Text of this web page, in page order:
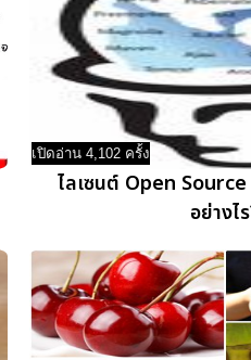
เปิดอ่าน 4,102 ครั้ง
ไลเซนต์ Open
อย่างไ